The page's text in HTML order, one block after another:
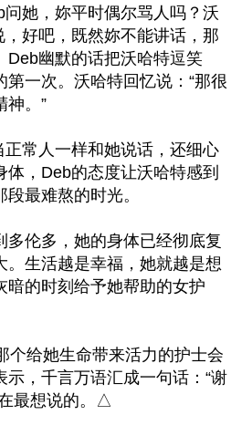
她，妳平时偶尔骂人吗？沃
好吧，既然妳不能讲话，那
Deb幽默的话把沃哈特逗笑
第一次。沃哈特回忆说：“那很
神。”
常人一样和她说话，还细心
，Deb的态度让沃哈特感到
最难熬的时光。
多伦多，她的身体已经彻底复
。生活越是幸福，她就越是想
暗的时刻给予她帮助的女护
个给她生命带来活力的护士会
示，千言万语汇成一句话：“谢